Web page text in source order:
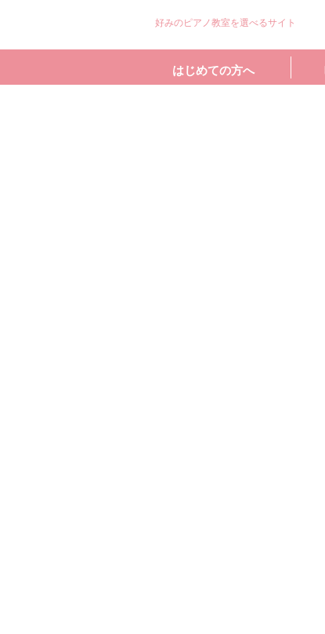
好みのピアノ教室を選べるサイト
はじめての方へ